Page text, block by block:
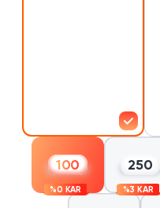
100
%0 KAR
250
%3 KAR